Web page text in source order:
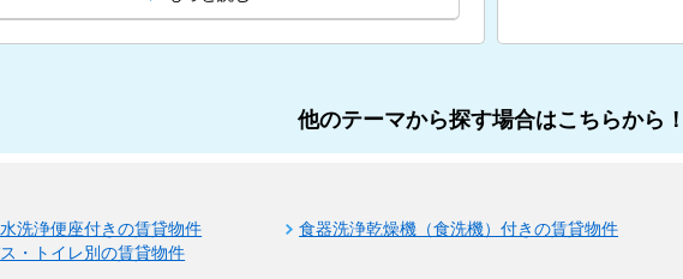
他のテーマから探す場合はこちらから！
洗浄便座付きの賃貸物件 食器洗浄乾燥機（食洗機）付きの賃貸物件
・トイレ別の賃貸物件